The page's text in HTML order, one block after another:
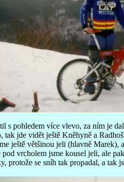
s pohledem více vlevo, za ním je
tak jde vidět ještě Kněhyně a
ještě většinou jeli (hlavně
pod vrcholem jsme kousel jeli, ale
protože se sníh tak propadal, a tak